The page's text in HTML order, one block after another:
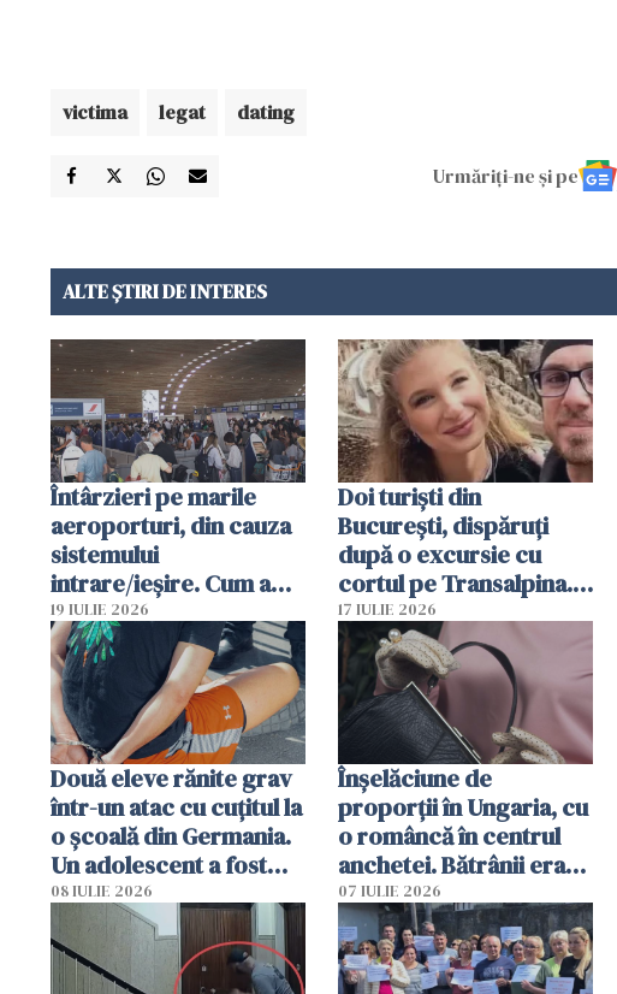
victima legat dating
Urmăriți-ne și pe
ALTE ȘTIRI DE INTERES
Întârzieri pe marile
aeroporturi, din cauza
sistemului
intrare/ieșire. Cum a
ajuns o femeie să fie
arestată în Cluj-Napoca
19 IULIE 2026
Doi turiști din
București, dispăruți
după o excursie cu
cortul pe Transalpina.
Poliția și familia îi caută
17 IULIE 2026
Două eleve rănite grav
într-un atac cu cuțitul la
o școală din Germania.
Un adolescent a fost
arestat
08 IULIE 2026
Înșelăciune de
proporții în Ungaria, cu
o româncă în centrul
anchetei. Bătrânii erau
puși să lase la poartă
genți cu aur și bani
07 IULIE 2026